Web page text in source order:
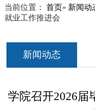
当前位置： 首页» 新闻动
就业工作推进会
新闻动态
学院召开2026届